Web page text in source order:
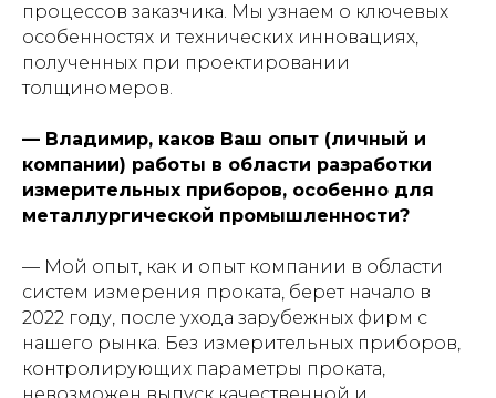
процессов заказчика. Мы узнаем о ключевых
особенностях и технических инновациях,
полученных при проектировании
толщиномеров.
— Владимир, каков Ваш опыт (личный и
компании) работы в области разработки
измерительных приборов, особенно для
металлургической промышленности?
— Мой опыт, как и опыт компании в области
систем измерения проката, берет начало в
2022 году, после ухода зарубежных фирм с
нашего рынка. Без измерительных приборов,
контролирующих параметры проката,